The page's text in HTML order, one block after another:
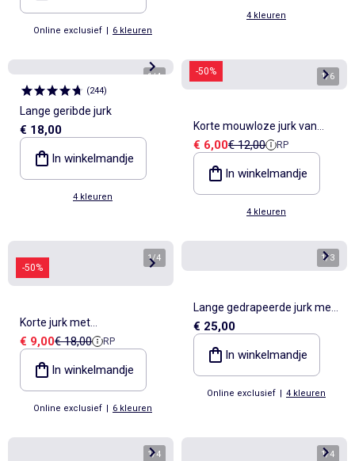
Online exclusief | 6 kleuren
4 kleuren
1/4
(244)
Lange geribde jurk
€ 18,00
In winkelmandje
4 kleuren
-50% 1/6
Korte mouwloze jurk van
ribstof
Verkoopprijs
€ 6,00Referentieprijs
€ 12,00 RP
In winkelmandje
4 kleuren
-50%
1/4
Korte jurk met
vlindermouwen van katoen
en linnen
Verkoopprijs
€ 9,00Referentieprijs
€ 18,00 RP
In winkelmandje
Online exclusief | 6 kleuren
1/3
Lange gedrapeerde jurk met
watervalhals
€ 25,00
In winkelmandje
Online exclusief | 4 kleuren
1/4 1/4